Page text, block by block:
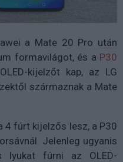
a Mate 20 Pro után
formavilágot, és a P30
kijelzőt kap, az LG
származnak a Mate
4 fúrt kijelzős lesz, a P30
Jelenleg ugyanis
lyukat fúrni az OLED-